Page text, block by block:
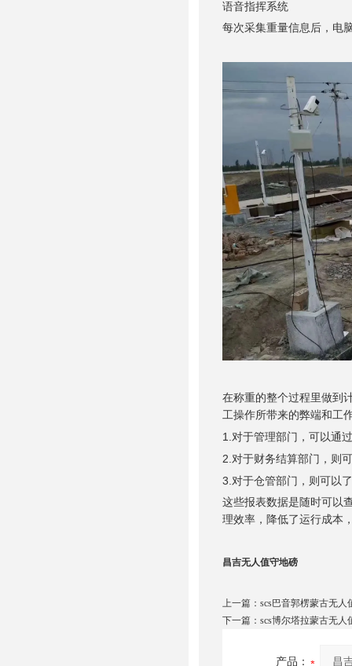
语音指挥系统
每次采集重量信息后，电
在称重的整个过程里做到
工操作所带来的弊端和工
1. 对于管理部门，可以通
2. 对于财务结算部门，则
3. 对于仓管部门，则可以
这些报表数据是随时可以
理效率，降低了运行成本
昌吉无人值守地磅
上一篇： scs巴音郭楞蒙古无人
下一篇： scs博尔塔拉蒙古无人
产品：